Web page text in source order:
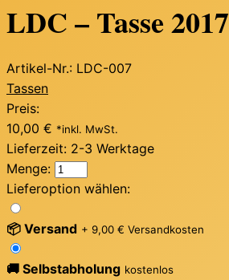
LDC – Tasse 2017
Artikel-Nr.: LDC-007
Tassen
Preis:
10,00 € *inkl. MwSt.
Lieferzeit: 2-3 Werktage
Menge:
Lieferoption wählen:
📦 Versand + 9,00 € Versandkosten
🚚 Selbstabholung kostenlos